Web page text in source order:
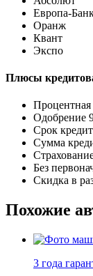
Европа-
Оранж
Квант
Экспо
Плюсы
Процентная
Одобрение
Срок
Сумма
Без
Скидка в
Похожие
3 года